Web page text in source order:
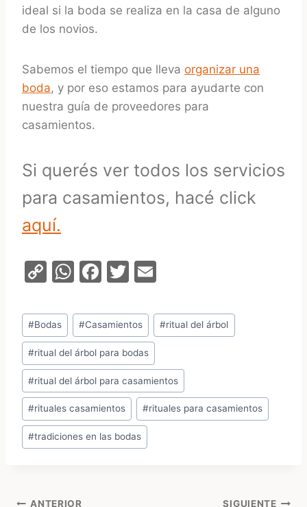
ideal si la boda se realiza en la casa de alguno
de los novios.
Sabemos el tiempo que lleva organizar una
boda, y por eso estamos para ayudarte con
nuestra guía de proveedores para
casamientos.
Si querés ver todos los servicios
para casamientos, hacé click
aquí.
C
p
y
Li
n
k
W
at
s
A
p
p
F
c
e
b
o
o
k
T
itt
er
ai
l
Etiquetas
de
la
entrada:
#Bodas #Casamientos #ritual del árbol
#ritual del árbol para bodas
#ritual del árbol para casamientos
#rituales casamientos #rituales para casamientos
#tradiciones en las bodas
ANTERIOR SIGUIENTE